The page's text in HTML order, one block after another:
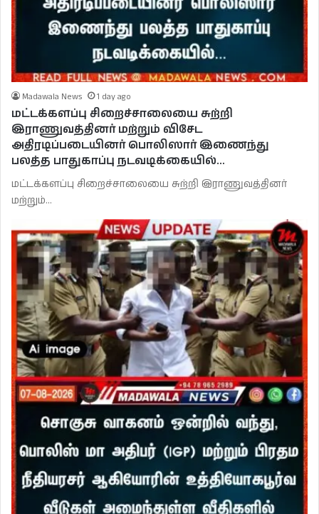
Madawala News 1 day ago
மட்டக்களப்பு சிறைச்சாலையை சுற்றி
இராணுவத்தினர் மற்றும் விசேட
அதிரடிப்படையினர் பொலிஸார் இணைந்து
பலத்த பாதுகாப்பு நடவடிக்கையில்…
மட்டக்களப்பு சிறைச்சாலையை சுற்றி இராணுவத்தினர்
மற்றும்…